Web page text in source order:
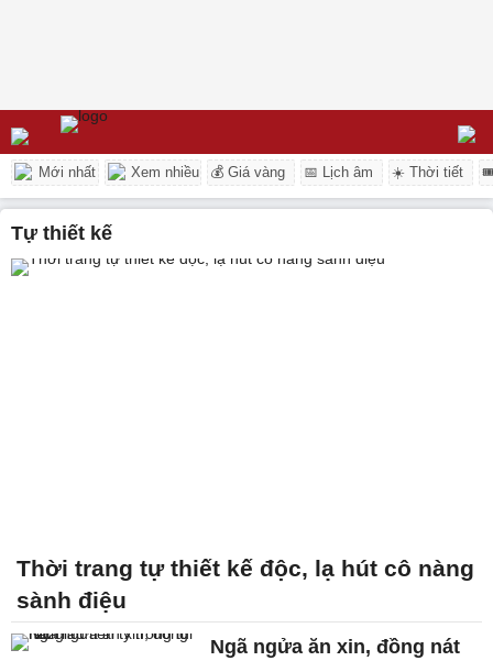
Mới nhất Xem nhiều 💰 Giá vàng 📅 Lịch âm ☀️ Thời tiết
tự thiết kế
Thời trang tự thiết kế độc, lạ hút cô nàng
sành điệu
Ngã ngửa ăn xin, đồng nát